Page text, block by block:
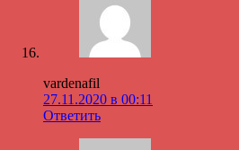
vardenafil
27.11.2020 в 00:11
Ответить